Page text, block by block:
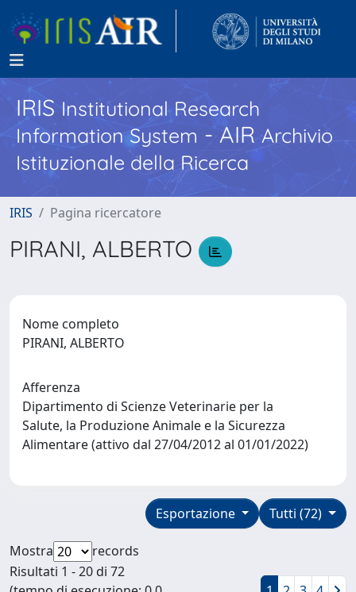
IRISInstitutional Research
Information System - AIR Archivio
Istituzionale della Ricerca
IRIS Pagina ricercatore
PIRANI, ALBERTO
Nome completo
PIRANI, ALBERTO
Afferenza
Dipartimento di Scienze Veterinarie per la
Salute, la Produzione Animale e la Sicurezza
Alimentare (attivo dal 27/04/2012 al 01/01/2022)
Tutti (72)
Esportazione
Mostra
records
Risultati 1 - 20 di 72